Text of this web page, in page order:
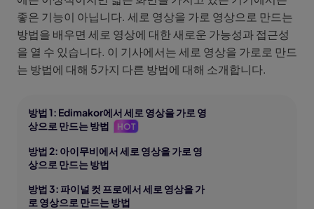
좋은 기능이 아닙니다. 세로 영상을 가로 영상으로 만드는
방법을 배우면 세로 영상에 대한 새로운 가능성과 접근성
을 열 수 있습니다. 이 기사에서는 세로 영상을 가로로 만드
는 방법에 대해 5가지 다른 방법에 대해 소개합니다.
방법 1: Edimakor에서 세로 영상을 가로 영
상으로 만드는 방법
HOT
방법 2: 아이무비에서 세로 영상을 가로 영
상으로 만드는 방법
방법 3: 파이널 컷 프로에서 세로 영상을 가
로 영상으로 만드는 방법